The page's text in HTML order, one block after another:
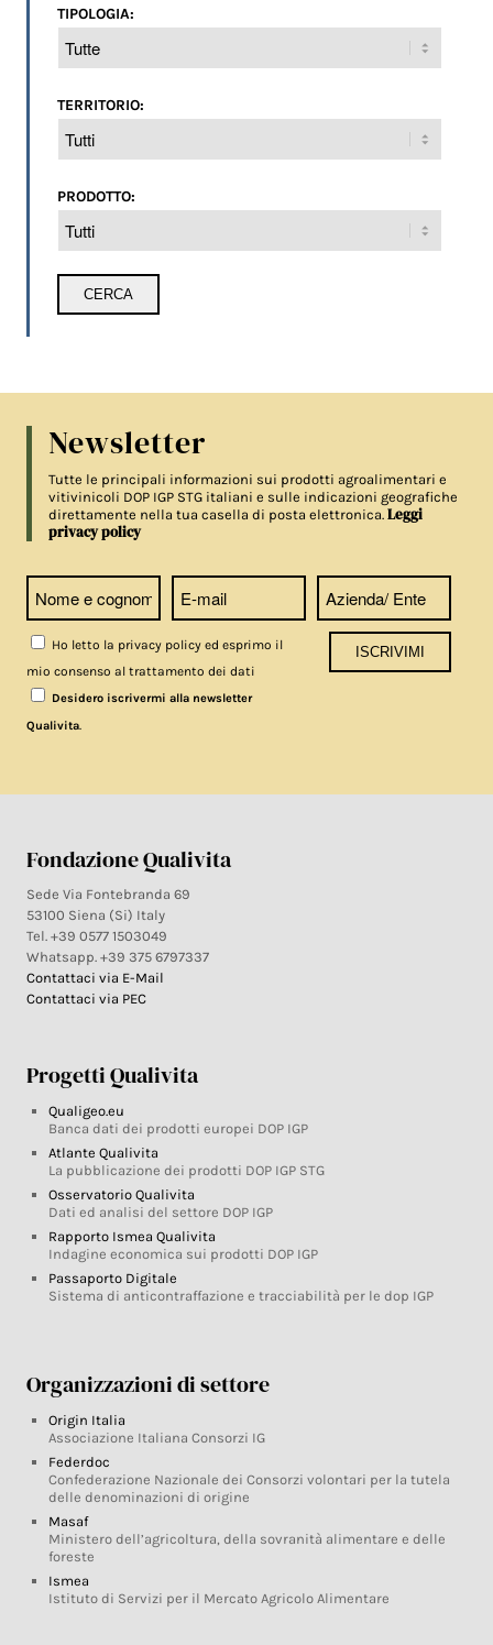
TIPOLOGIA:
TERRITORIO:
PRODOTTO:
Newsletter
Tutte le principali informazioni sui prodotti agroalimentari e
vitivinicoli DOP IGP STG italiani e sulle indicazioni geografiche
direttamente nella tua casella di posta elettronica.Leggi
privacy policy
Ho letto la privacy policy ed esprimo il
mio consenso al trattamento dei dati
Desidero iscrivermi alla newsletter
Qualivita.
Fondazione Qualivita
Sede Via Fontebranda 69
53100 Siena (Si) Italy
Tel. +39 0577 1503049
Whatsapp. +39 375 6797337
Contattaci via E-Mail
Contattaci via PEC
Progetti Qualivita
Qualigeo.eu
Banca dati dei prodotti europei DOP IGP
Atlante Qualivita
La pubblicazione dei prodotti DOP IGP STG
Osservatorio Qualivita
Dati ed analisi del settore DOP IGP
Rapporto Ismea Qualivita
Indagine economica sui prodotti DOP IGP
Passaporto Digitale
Sistema di anticontraffazione e tracciabilità per le dop IGP
Organizzazioni di settore
Origin Italia
Associazione Italiana Consorzi IG
Federdoc
Confederazione Nazionale dei Consorzi volontari per la tutela
delle denominazioni di origine
Masaf
Ministero dell’agricoltura, della sovranità alimentare e delle
foreste
Ismea
Istituto di Servizi per il Mercato Agricolo Alimentare